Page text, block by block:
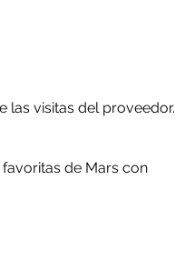
las visitas del proveedor.
de Mars con